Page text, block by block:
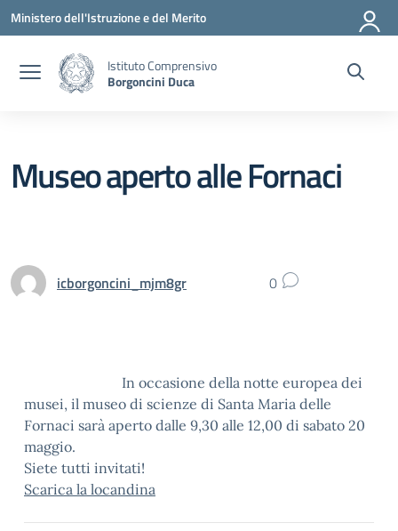
Vai ai contenuti
Vai al menu di navigazione
Vai al footer
Ministero dell'Istruzione e del Merito
Istituto Comprensivo
Borgoncini Duca
Museo aperto alle Fornaci
icborgoncini_mjm8gr 0
In occasione della notte europea dei
musei, il museo di scienze di Santa Maria delle
Fornaci sarà aperto dalle 9,30 alle 12,00 di sabato 20
maggio.
Siete tutti invitati!
Scarica la locandina